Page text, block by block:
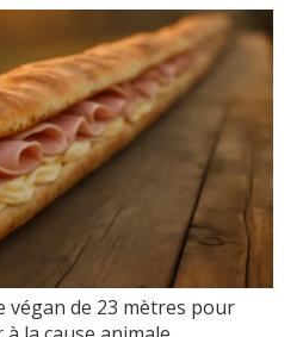
végan de 23 mètres pour